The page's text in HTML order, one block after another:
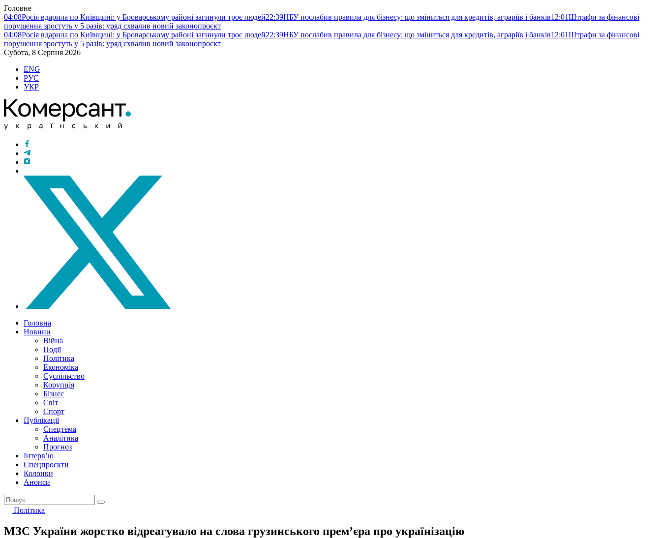
Головне
04:08Росія вдарила по Київщині: у Броварському районі загинули троє людей22:39НБУ послабив правила для бізнесу: що зміниться для кредитів, аграріїв і банків12:01Штрафи за фінансові
порушення зростуть у 5 разів: уряд схвалив новий законопроєкт
04:08Росія вдарила по Київщині: у Броварському районі загинули троє людей22:39НБУ послабив правила для бізнесу: що зміниться для кредитів, аграріїв і банків12:01Штрафи за фінансові
порушення зростуть у 5 разів: уряд схвалив новий законопроєкт
Субота, 8 Серпня 2026
ENG
РУС
УКР
Головна
Новини
Війна
Події
Політика
Економіка
Суспільство
Корупція
Бізнес
Світ
Спорт
Публікації
Спецтема
Аналітика
Прогноз
Інтерв’ю
Спецпроєкти
Колонки
Анонси
Політика
МЗС України жорстко відреагувало на слова грузинського прем’єра про українізацію